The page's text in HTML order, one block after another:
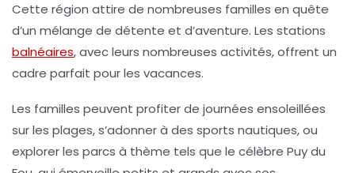
Cette région attire de nombreuses familles en quête
d’un mélange de détente et d’aventure. Les stations
balnéaires, avec leurs nombreuses activités, offrent un
cadre parfait pour les vacances.
Les familles peuvent profiter de journées ensoleillées
sur les plages, s’adonner à des sports nautiques, ou
explorer les parcs à thème tels que le célèbre Puy du